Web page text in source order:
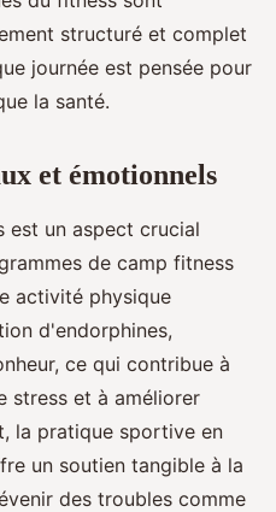
structuré et complet
journée est pensée pour
la santé.
et émotionnels
est un aspect crucial
de camp fitness
activité physique
d'endorphines,
ce qui contribue à
stress et à améliorer
la pratique sportive en
un soutien tangible à la
des troubles comme